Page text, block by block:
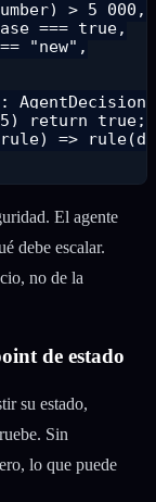
> 5_000,
=== true,
"new",
return true;
=>
El agente
debe escalar.
no de la
de estado
su estado,
Sin
lo que puede